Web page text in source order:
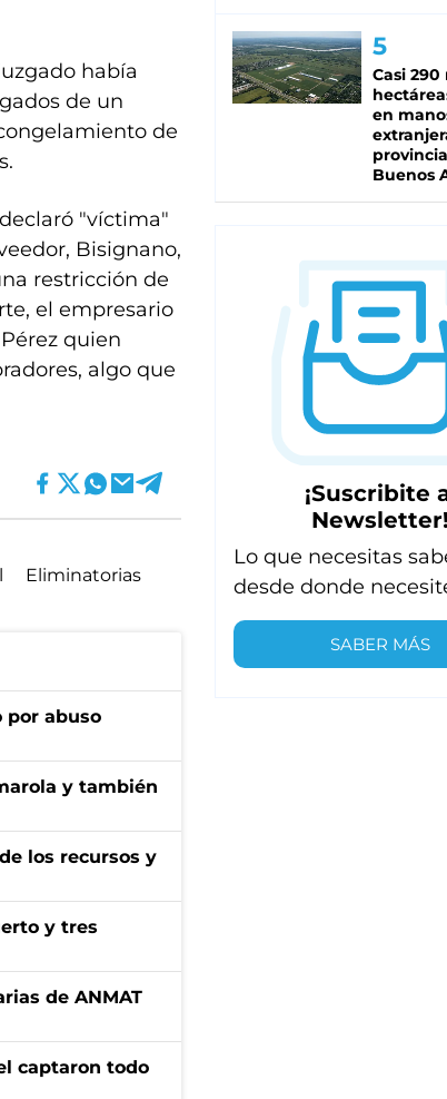
había
de un
de
"víctima"
Bisignano,
restricción de
el empresario
quien
algo que
Eliminatorias
por abuso
y también
los recursos y
y tres
de ANMAT
captaron todo
Casi 290
en
Buenos
¡Suscribite
Newsletter!
Lo que necesitas
desde donde
SABER MÁS